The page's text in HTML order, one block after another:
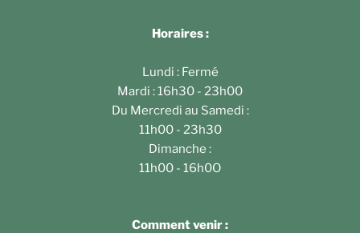
Horaires :
Lundi : Fermé
Mardi : 16h30 - 23h00
Du Mercredi au Samedi :
11h00 - 23h30
Dimanche :
11h00 - 16h0O
Comment venir :